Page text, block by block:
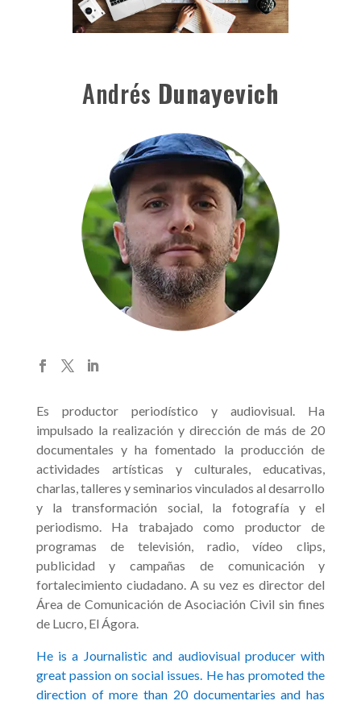
Andrés Dunayevich
Es productor periodístico y audiovisual. Ha
impulsado la realización y dirección de más de 20
documentales y ha fomentado la producción de
actividades artísticas y culturales, educativas,
charlas, talleres y seminarios vinculados al desarrollo
y la transformación social, la fotografía y el
periodismo. Ha trabajado como productor de
programas de televisión, radio, vídeo clips,
publicidad y campañas de comunicación y
fortalecimiento ciudadano. A su vez es director del
Área de Comunicación de Asociación Civil sin fines
de Lucro, El Ágora.
He is a Journalistic and audiovisual producer with
great passion on social issues. He has promoted the
direction of more than 20 documentaries and has